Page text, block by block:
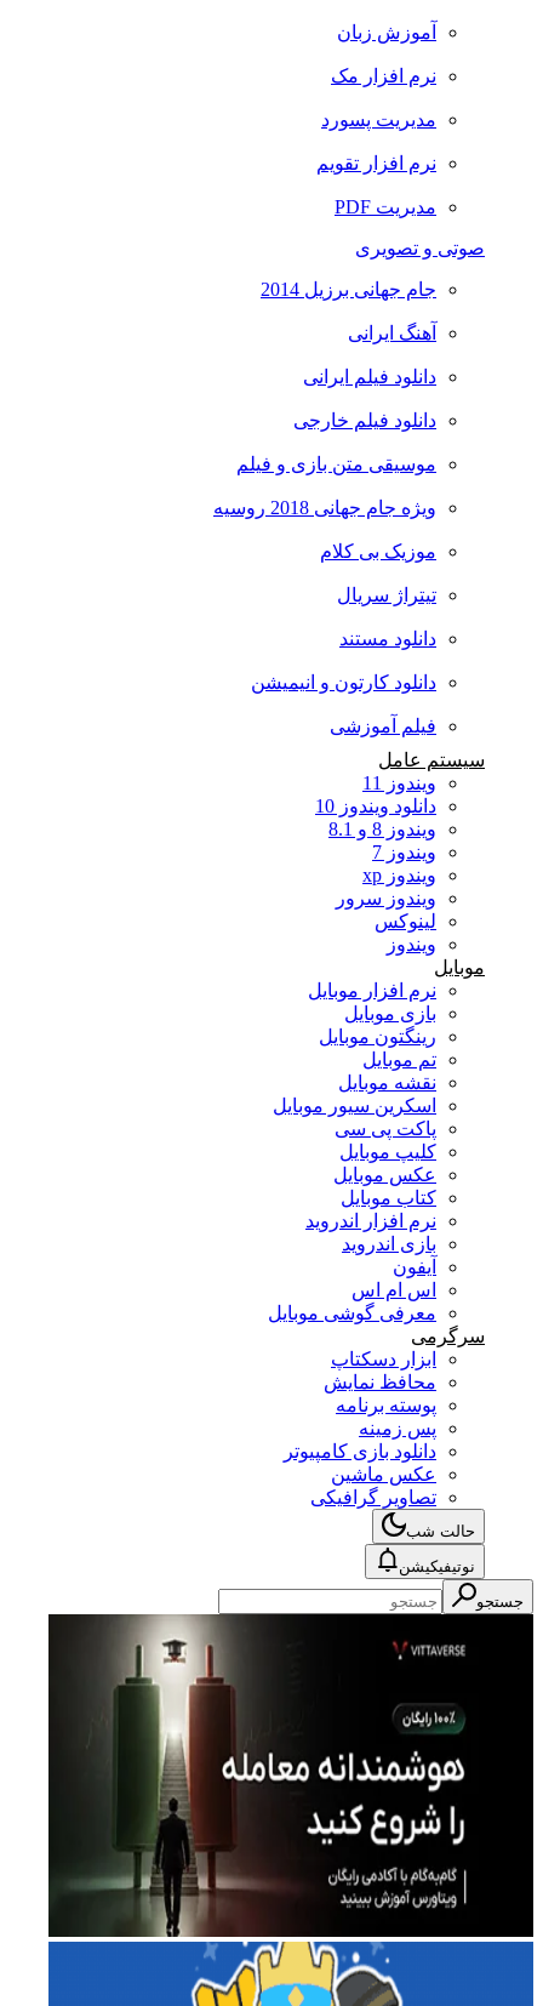
آموزش زبان
نرم افزار مک
مدیریت پسورد
نرم افزار تقویم
مدیریت PDF
صوتی و تصویری
جام جهانی برزیل 2014
آهنگ ایرانی
دانلود فیلم ایرانی
دانلود فیلم خارجی
موسیقی متن بازی و فیلم
ویژه جام جهانی 2018 روسیه
موزیک بی کلام
تیتراژ سریال
دانلود مستند
دانلود کارتون و انیمیشن
فیلم آموزشی
سیستم عامل
ویندوز 11
دانلود ویندوز 10
ویندوز 8 و 8.1
ویندوز 7
ویندوز xp
ویندوز سرور
لینوکس
ویندوز
موبایل
نرم افزار موبایل
بازی موبایل
رینگتون موبایل
تم موبایل
نقشه موبایل
اسکرین سیور موبایل
پاکت پی سی
کلیپ موبایل
عکس موبایل
کتاب موبایل
نرم افزار اندروید
بازی اندروید
آیفون
اس ام اس
معرفی گوشی موبایل
سرگرمی
ابزار دسکتاپ
محافظ نمایش
پوسته برنامه
پس زمینه
دانلود بازی کامپیوتر
عکس ماشین
تصاویر گرافیکی
حالت شب
نوتیفیکیشن
جستجو